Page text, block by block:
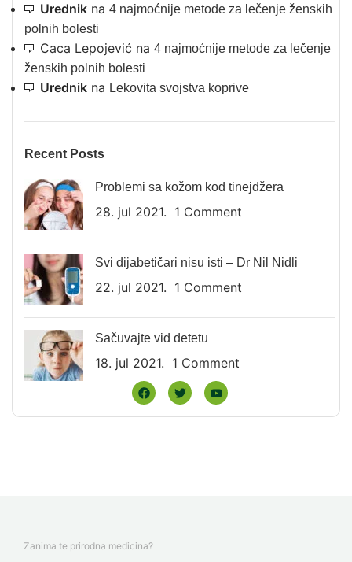
Urednik na 4 najmoćnije metode za lečenje ženskih
polnih bolesti
Caca Lepojević na 4 najmoćnije metode za lečenje
ženskih polnih bolesti
Urednik na Lekovita svojstva koprive
Recent Posts
Problemi sa kožom kod tinejdžera
28. jul 2021. 1 Comment
Svi dijabetičari nisu isti – Dr Nil Nidli
22. jul 2021. 1 Comment
Sačuvajte vid detetu
18. jul 2021. 1 Comment
Zanima te prirodna medicina?